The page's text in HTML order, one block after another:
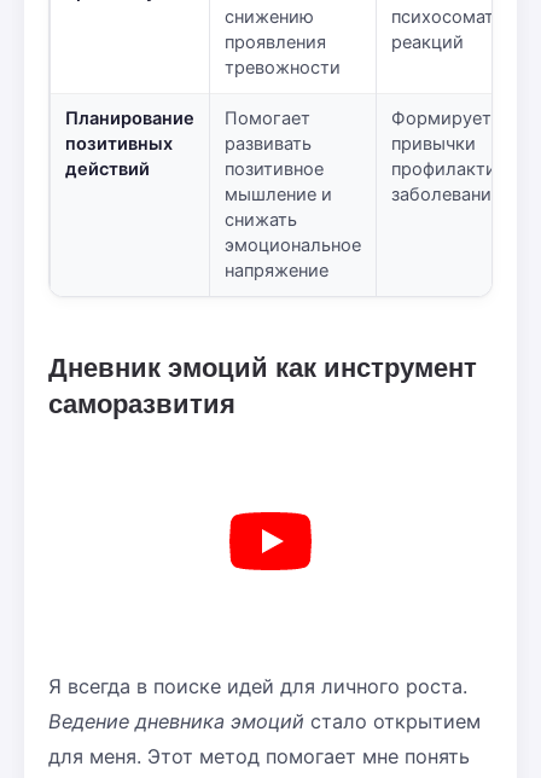
снижению
проявления
тревожности
реакций
Планирование
позитивных
действий
Помогает
развивать
позитивное
мышление и
снижать
эмоциональное
напряжение
Формирует
привычки
профилактики
заболеваний
Дневник эмоций как инструмент
саморазвития
Я всегда в поиске идей для личного роста.
Ведение дневника эмоций стало открытием
для меня. Этот метод помогает мне понять